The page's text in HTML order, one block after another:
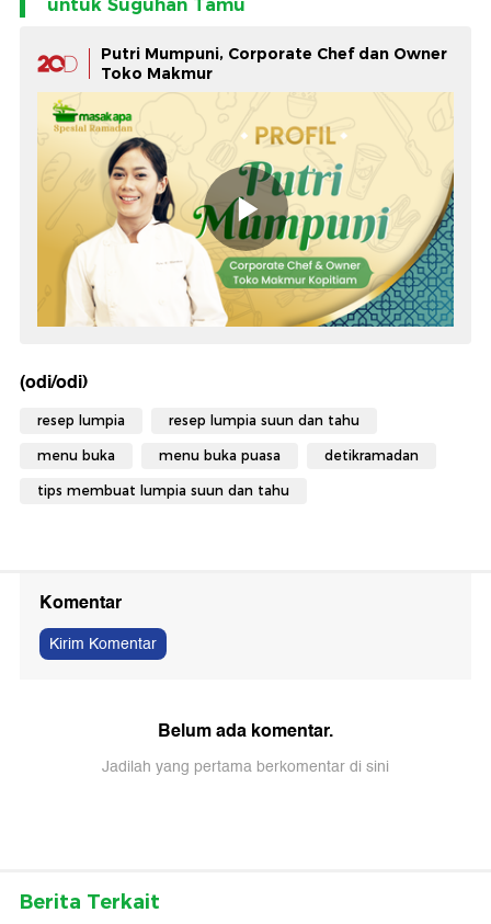
untuk Suguhan Tamu
Putri Mumpuni, Corporate Chef dan Owner
Toko Makmur
(odi/odi)
resep lumpia resep lumpia suun dan tahu
menu buka menu buka puasa detikramadan
tips membuat lumpia suun dan tahu
Komentar
Kirim Komentar
Belum ada komentar.
Jadilah yang pertama berkomentar di sini
Berita Terkait